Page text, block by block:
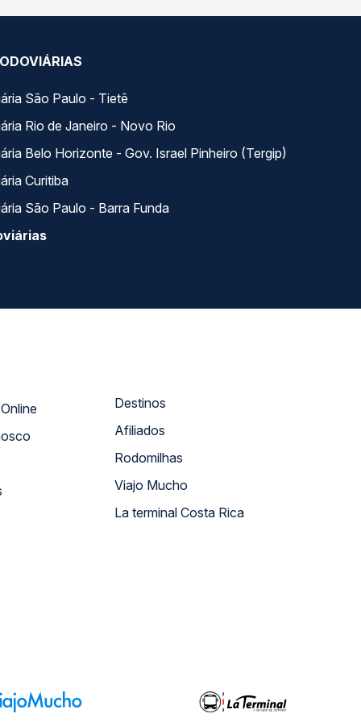
São Paulo - Tietê
Rio de Janeiro - Novo Rio
Belo Horizonte - Gov. Israel Pinheiro (Tergip)
Curitiba
São Paulo - Barra Funda
Atendimento Online
Destinos
Afiliados
Rodomilhas
Viajo Mucho
La terminal Costa Rica